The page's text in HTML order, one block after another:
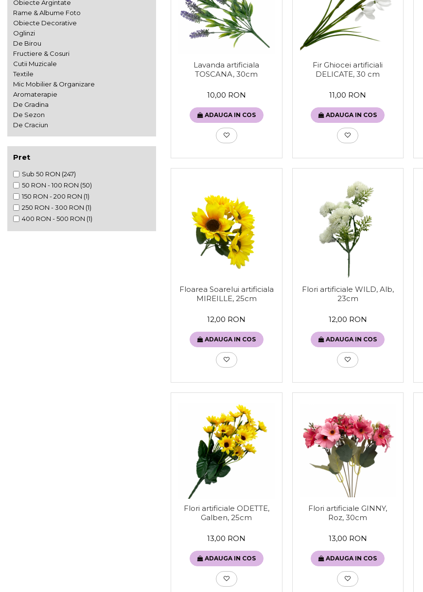
Cravate Ascot Matase
Esarfe Matase & Vascoza
Bretele
Palarii
Butoni & Ace De Cravata
Bijuterii
Portofele & Genti
Esarfe Toamna & Iarna
ACCESORII UTILE
De Birou
Textile
Cutii Muzicale
Mic Mobilier & Organizare
Aromaterapie
De Gradina
De Sezon
De Craciun
Figurine Spargatorul De Nuci
Figurine & Plusuri
Servire Masa Craciun
Decoratiuni Brad
Cani & Cesti Craciun
Decoratiuni Craciun
Pahare
Accesorii Bar
Accesorii Servire Argintate
Depozitare Alimente &
Condimente
Utile In Bucatarie
Obiecte Argintate
Rame & Albume Foto
Obiecte Decorative
Oglinzi
De Birou
Fructiere & Cosuri
Cutii Muzicale
Textile
Mic Mobilier & Organizare
Aromaterapie
De Gradina
De Sezon
De Craciun
Pret
Sub 50 RON (247)
50 RON - 100 RON (50)
150 RON - 200 RON (1)
250 RON - 300 RON (1)
400 RON - 500 RON (1)
Lavanda artificiala
TOSCANA, 30cm
10,00 RON
ADAUGA IN COS
Fir Ghiocei artificiali
DELICATE, 30 cm
11,00 RON
ADAUGA IN COS
Floarea Soarelui artificiala
MIREILLE, 25cm
12,00 RON
ADAUGA IN COS
Flori artificiale WILD, Alb,
23cm
12,00 RON
ADAUGA IN COS
Flori artificiale ODETTE,
Galben, 25cm
13,00 RON
ADAUGA IN COS
Flori artificiale GINNY,
Roz, 30cm
13,00 RON
ADAUGA IN COS